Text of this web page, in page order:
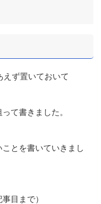
えず置いておいて
て書きました。
とを書いていきまし
目まで）